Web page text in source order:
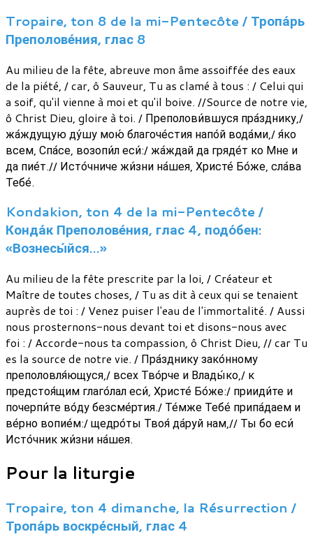
Tropaire, ton 8 de la mi-Pentecôte / Тропа́рь
Преполове́ния, глас 8
Au milieu de la fête, abreuve mon âme assoiffée des eaux
de la piété, / car, ô Sauveur, Tu as clamé à tous : / Celui qui
a soif, qu'il vienne à moi et qu'il boive. //Source de notre vie,
ô Christ Dieu, gloire à toi. / Преполови́вшуся пра́зднику,/
жа́ждущую ду́шу мою́ благоче́стия напо́й вода́ми,/ я́ко
всем, Спа́се, возопи́л еси́:/ жа́ждай да гряде́т ко Мне и
да пие́т.// Исто́чниче жи́зни на́шея, Христе́ Бо́же, сла́ва
Тебе́.
Kondakion, ton 4 de la mi-Pentecôte /
Конда́к Преполове́ния, глас 4, подо́бен:
«Вознесы́йся…»
Au milieu de la fête prescrite par la loi, / Créateur et
Maître de toutes choses, / Tu as dit à ceux qui se tenaient
auprès de toi : / Venez puiser l'eau de l'immortalité. / Aussi
nous prosternons-nous devant toi et disons-nous avec
foi : / Accorde-nous ta compassion, ô Christ Dieu, // car Tu
es la source de notre vie. / Пра́зднику зако́нному
преполовля́ющуся,/ всех Тво́рче и Влады́ко,/ к
предстоя́щим глаго́лал еси́, Христе́ Бо́же:/ прииди́те и
почерпи́те во́ду безсме́ртия./ Те́мже Тебе́ припа́даем и
ве́рно вопие́м:/ щедро́ты Твоя́ да́руй нам,// Ты бо еси́
Исто́чник жи́зни на́шея.
Pour la liturgie
Tropaire, ton 4 dimanche, la Résurrection /
Тропа́рь воскре́сный, глас 4